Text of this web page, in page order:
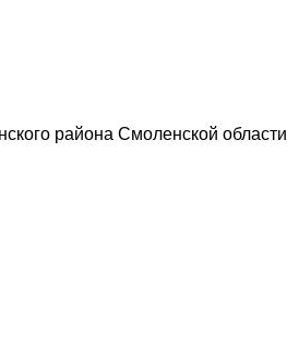
района Смоленской области